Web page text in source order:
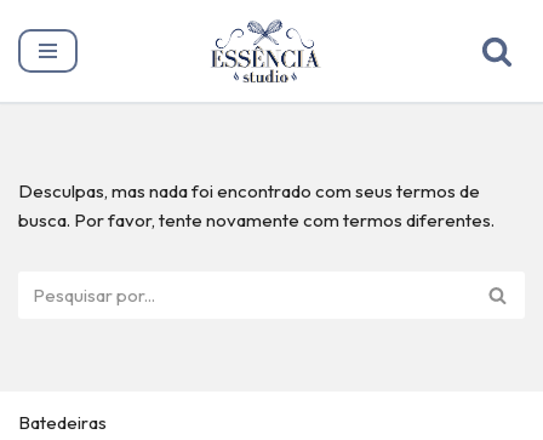
Pular
Desculpas, mas nada foi encontrado com seus termos de
busca. Por favor, tente novamente com termos diferentes.
Batedeiras